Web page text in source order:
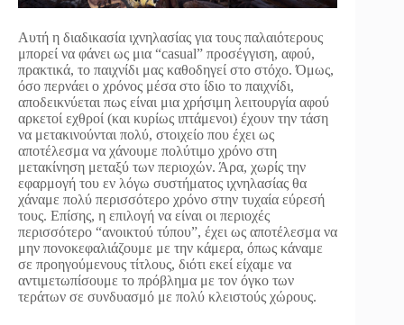
Αυτή η διαδικασία ιχνηλασίας για τους παλαιότερους
μπορεί να φάνει ως μια “casual” προσέγγιση, αφού,
πρακτικά, το παιχνίδι μας καθοδηγεί στο στόχο. Όμως,
όσο περνάει ο χρόνος μέσα στο ίδιο το παιχνίδι,
αποδεικνύεται πως είναι μια χρήσιμη λειτουργία αφού
αρκετοί εχθροί (και κυρίως ιπτάμενοι) έχουν την τάση
να μετακινούνται πολύ, στοιχείο που έχει ως
αποτέλεσμα να χάνουμε πολύτιμο χρόνο στη
μετακίνηση μεταξύ των περιοχών. Άρα, χωρίς την
εφαρμογή του εν λόγω συστήματος ιχνηλασίας θα
χάναμε πολύ περισσότερο χρόνο στην τυχαία εύρεσή
τους. Επίσης, η επιλογή να είναι οι περιοχές
περισσότερο “ανοικτού τύπου”, έχει ως αποτέλεσμα να
μην πονοκεφαλιάζουμε με την κάμερα, όπως κάναμε
σε προηγούμενους τίτλους, διότι εκεί είχαμε να
αντιμετωπίσουμε το πρόβλημα με τον όγκο των
τεράτων σε συνδυασμό με πολύ κλειστούς χώρους.